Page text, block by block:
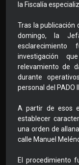
la Fiscalía
Tras la publicación
domingo, la
investigación
relevamiento de
durante
personal del PADO
A partir de esos
establecer
una orden de
calle Manuel
El procedimiento